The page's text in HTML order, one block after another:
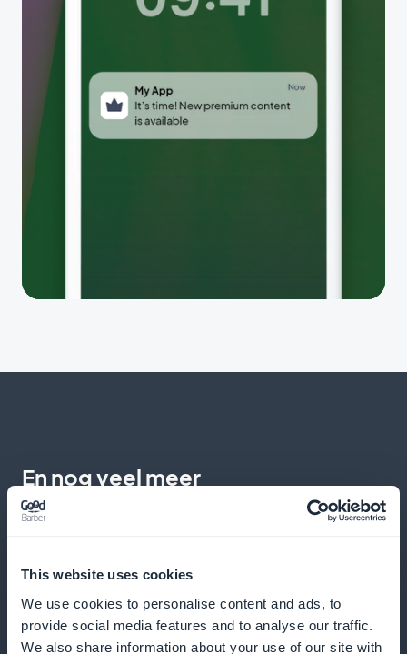
This website uses cookies
We use cookies to personalise content and ads, to
provide social media features and to analyse our traffic.
We also share information about your use of our site with
En nog veel meer
Prestatiebewaking